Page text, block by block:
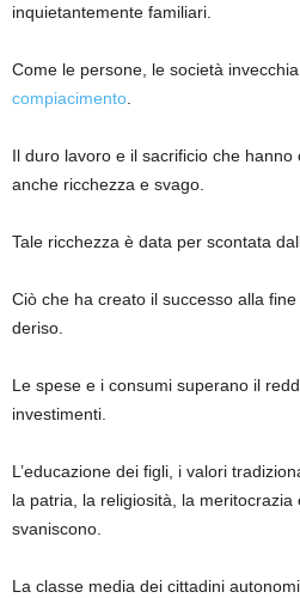
inquietantemente familiari.
Come le persone, le società
compiacimento
Il duro lavoro e il sacrificio che hanno
anche ricchezza e svago.
Tale ricchezza è data per scontata
Ciò che ha creato il successo alla
deriso.
Le spese e i consumi superano il
investimenti.
L’educazione dei figli, i valori
la patria, la religiosità, la meritocrazia
svaniscono.
La classe media dei cittadini